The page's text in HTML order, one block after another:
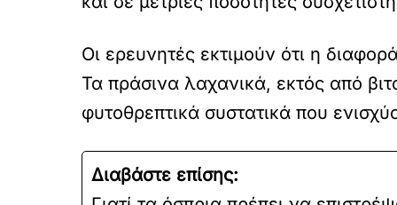
Οι ερευνητές εκτιμούν ότι η
Τα πράσινα λαχανικά, εκτός από
φυτοθρεπτικά συστατικά που
Διαβάστε επίσης: